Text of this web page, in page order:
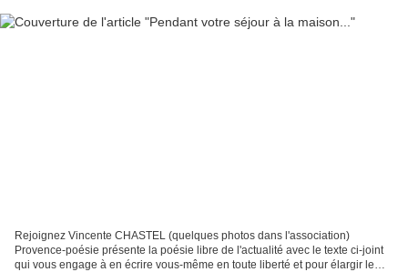
Rejoignez Vincente CHASTEL (quelques photos dans l'association)
Provence-poésie présente la poésie libre de l'actualité avec le texte ci-joint
qui vous engage à en écrire vous-même en toute liberté et pour élargir le